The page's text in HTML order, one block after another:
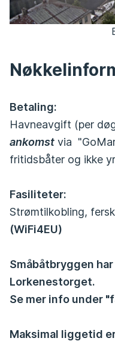
Betaling:
Havneavgift (per
ankomst via
fritidsbåter og ikke
Fasiliteter:
Strømtilkobling,
(WiFi4EU)
Småbåtbryggen
Lorkenestorget.
Se mer info under
Maksimal liggetid